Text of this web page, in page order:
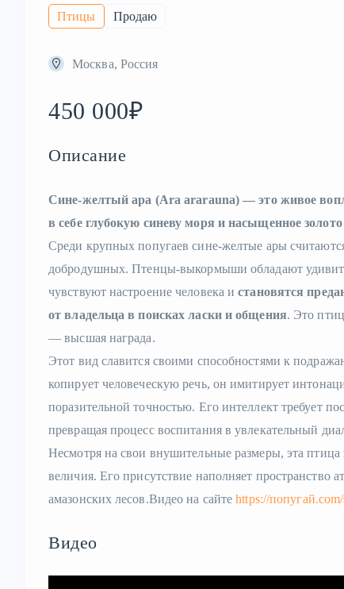
Птицы Продаю
Москва, Россия
450 000₽
Описание
Сине-желтый ара (Ara ararauna) — это живое
в себе глубокую синеву моря и насыщенное
Среди крупных попугаев сине-желтые ары
добродушных. Птенцы-выкормыши обладают
чувствуют настроение человека истановятся
от владельца в поисках ласки и общения. Это
— высшая награда.
Этот вид славится своими способностями к
копирует человеческую речь, он имитирует
поразительной точностью. Его интеллект требует
превращая процесс воспитания в увлекательный
Несмотря на свои внушительные размеры, эта
величия. Его присутствие наполняет пространство
амазонских лесов.Видео на сайтеhttps://
Видео